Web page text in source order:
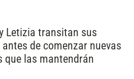
Letizia transitan sus
de comenzar nuevas
que las mantendrán